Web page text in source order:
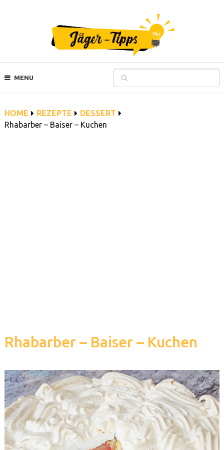
MENU
HOME REZEPTE
DESSERT
Rhabarber – Baiser – Kuchen
Rhabarber – Baiser – Kuchen